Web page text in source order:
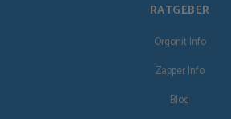
RATGEBER
Orgonit Info
Zapper Info
Blog